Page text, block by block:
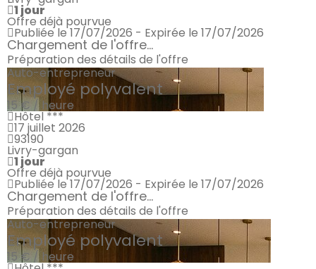
1 jour
Offre déjà pourvue
Publiée le 17/07/2026 - Expirée le 17/07/2026
Chargement de l'offre...
Préparation des détails de l'offre
Auto-entrepreneur
Employé polyvalent
15 € / heure
Hôtel ***
17 juillet 2026
93190
Livry-gargan
1 jour
Offre déjà pourvue
Publiée le 17/07/2026 - Expirée le 17/07/2026
Chargement de l'offre...
Préparation des détails de l'offre
Auto-entrepreneur
Employé polyvalent
15 € / heure